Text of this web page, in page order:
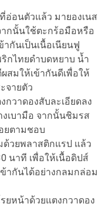
อ่อนตัวแล้ว มายองเนส
กนั้นใช้ตะกร้อมือหรือ
กันเป็นเนื้อเนียนฟู
กไทยดำบดหยาบ น้ำ
สมให้เข้ากันดีเพื่อให้
จายตัว
กวาดองสับละเอียดลง
เบามือ จากนั้นชิมรส
ยตามชอบ
ด้วยพลาสติกแรป แล้ว
นาที เพื่อให้เนื้อดิปส์
ากันได้อย่างกลมกล่อม
ยหน้าด้วยแตงกวาดอง